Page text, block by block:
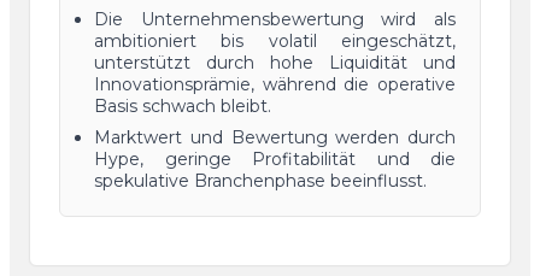
Die Unternehmensbewertung wird als
ambitioniert bis volatil eingeschätzt,
unterstützt durch hohe Liquidität und
Innovationsprämie, während die operative
Basis schwach bleibt.
Marktwert und Bewertung werden durch
Hype, geringe Profitabilität und die
spekulative Branchenphase beeinflusst.